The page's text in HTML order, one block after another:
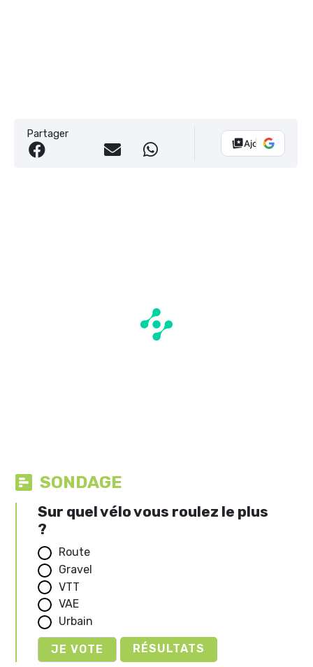
Partager
Ajouter Vélo
SONDAGE
Sur quel vélo vous roulez le plus
?
Route
Gravel
VTT
VAE
Urbain
RÉSULTATS